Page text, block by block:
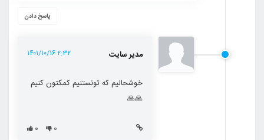
پاسخ دادن
مدیر سایت ۲:۳۲ ۱۴۰۱/۱۰/۱۶
خوشحالیم که تونستنیم کمکتون کنیم
🙏🙏
۰ ۰